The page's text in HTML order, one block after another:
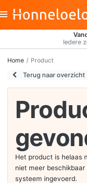
Iedere
Home Product
Terug naar overzicht
Het product is helaas
niet meer
systeem ingevoerd.